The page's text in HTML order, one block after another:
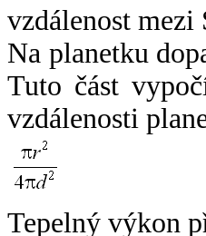
vzdálenost
Na planetku
Tuto část
vzdálenosti
Tepelný výkon